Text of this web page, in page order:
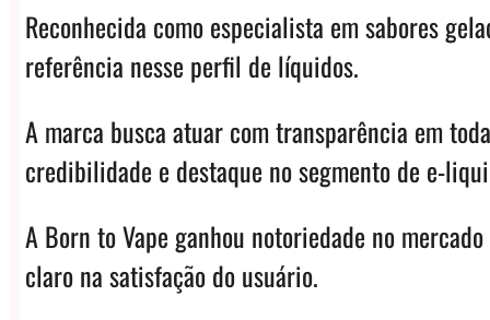
Reconhecida como especialista em sabores
referência nesse perfil de líquidos.
A marca busca atuar com transparência em
credibilidade e destaque no segmento de e-
A Born to Vape ganhou notoriedade no
claro na satisfação do usuário.